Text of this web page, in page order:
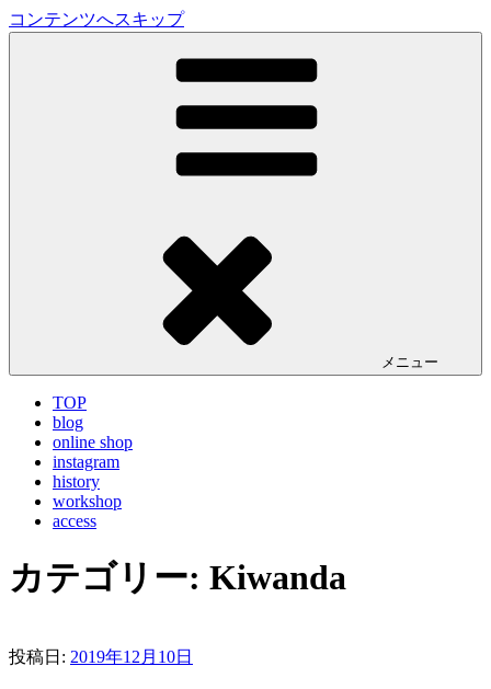
コンテンツへスキップ
LA VILLA ROUGE Blog
メニュー
TOP
blog
online shop
instagram
history
workshop
access
カテゴリー: Kiwanda
投稿日: 2019年12月10日